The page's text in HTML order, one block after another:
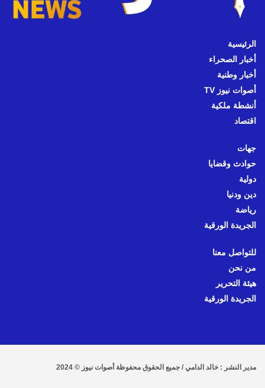
الرئيسية
أخبار الصحراء
أخبار وطنية
أصوات نيوز TV
أنشطة ملكية
اقتصاد
جهات
حوادث وقضايا
دولية
دين ودنيا
رياضة
الجريدة الورقية
للتواصل معنا
من نحن
هيئة التحرير
الجريدة الورقية
مدير النشر : خالد الدامي / جميع الحقوق محفوظة أصوات نيوز © 2024